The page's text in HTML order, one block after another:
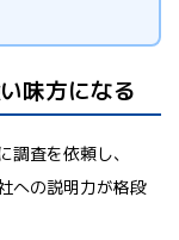
味方になる
査を依頼し、
への説明力が格段